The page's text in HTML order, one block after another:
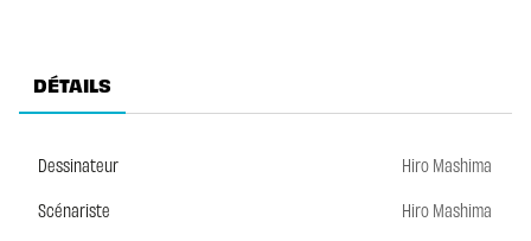
DÉTAILS
Dessinateur
Hiro Mashima
Scénariste
Hiro Mashima